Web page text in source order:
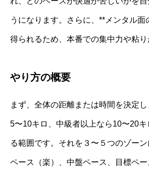
うになります。さらに、**メンタル面
得られるため、本番での集中力や粘り
やり方の概要
まず、全体の距離または時間を決定
5〜10キロ、中級者以上なら10〜20キ
る範囲です。それを３〜５つのゾー
ペース（楽）、中盤ペース、目標ペ